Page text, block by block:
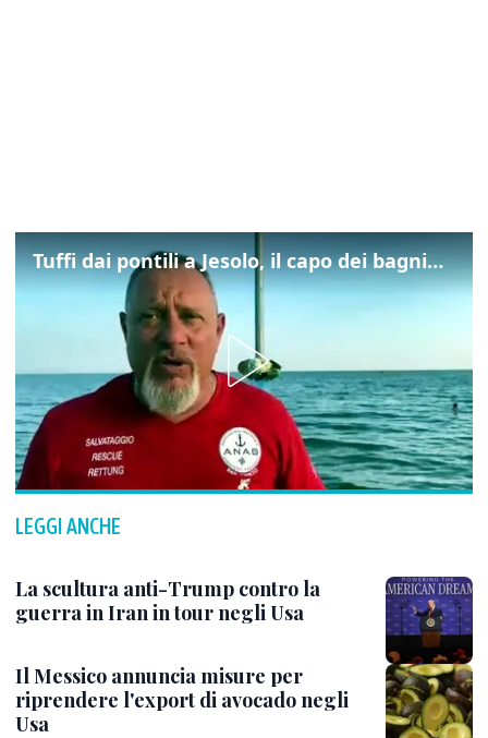
Tuffi dai pontili a Jesolo, il capo dei bagnini: "L'impegno di tutti per evitare altre tragedie"
LEGGI ANCHE
La scultura anti-Trump contro la
guerra in Iran in tour negli Usa
Il Messico annuncia misure per
riprendere l'export di avocado negli
Usa